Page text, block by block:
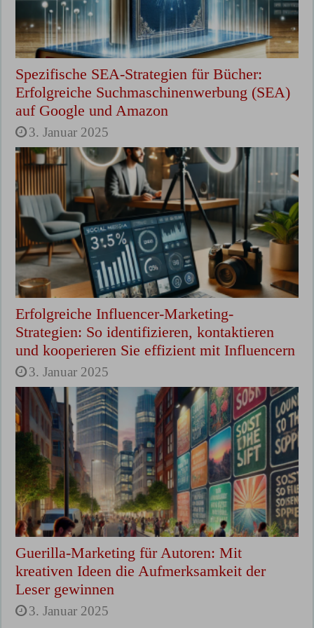
Spezifische SEA-Strategien für Bücher:
Erfolgreiche Suchmaschinenwerbung (SEA)
auf Google und Amazon
3. Januar 2025
Erfolgreiche Influencer-Marketing-
Strategien: So identifizieren, kontaktieren
und kooperieren Sie effizient mit Influencern
3. Januar 2025
Guerilla-Marketing für Autoren: Mit
kreativen Ideen die Aufmerksamkeit der
Leser gewinnen
3. Januar 2025